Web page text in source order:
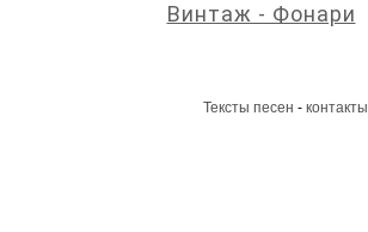
Винтаж - Фонари
Тексты песен - контакты